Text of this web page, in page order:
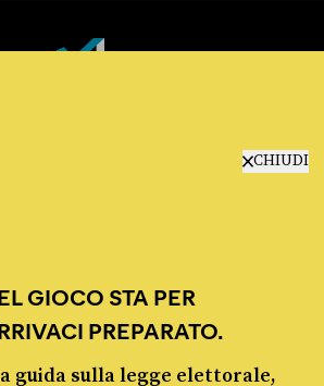
CHIUDI
GIOCO STA PER
PREPARATO.
guida sulla legge elettorale,
e informazione
manifesto